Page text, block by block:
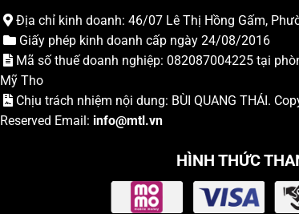
Địa chỉ kinh doanh: 46/07 Lê Thị Hồng Gấm,
Giấy phép kinh doanh cấp ngày 24/08/2016
Mã số thuế doanh nghiệp: 082087004225 tại
Mỹ Tho
Chịu trách nhiệm nội dung: BÙI QUANG THÁI.
Reserved Email: info@mtl.vn
HÌNH THỨC